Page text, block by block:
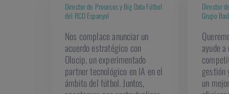
Director de Procesos y Big Data Fútbol
del RCD Espanyol
Nos complace anunciar un
acuerdo estratégico con
Olocip, un experimentado
partner tecnológico en IA en el
ámbito del fútbol. Juntos,
Director
Grupo
ayude
gestión
un